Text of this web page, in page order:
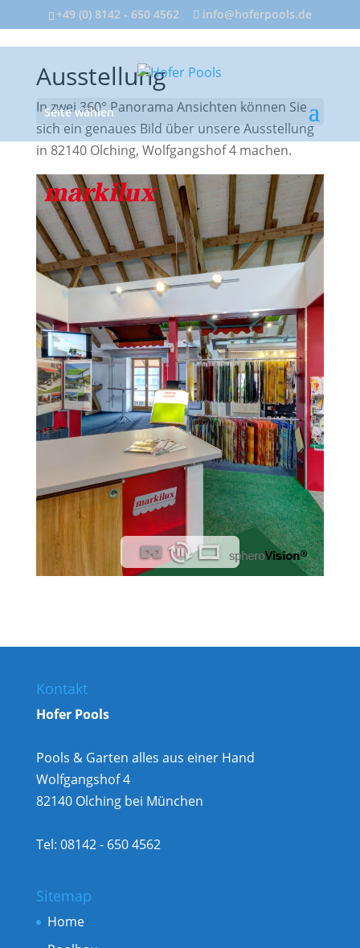
+49 (0) 8142 - 650 4562 info@hoferpools.de
Seite wählen
Ausstellung
In zwei 360° Panorama Ansichten können Sie
sich ein genaues Bild über unsere Ausstellung
in 82140 Olching, Wolfgangshof 4 machen.
Kontakt
Hofer Pools
Pools & Garten alles aus einer Hand
Wolfgangshof 4
82140 Olching bei München
Tel: 08142 - 650 4562
Sitemap
Home